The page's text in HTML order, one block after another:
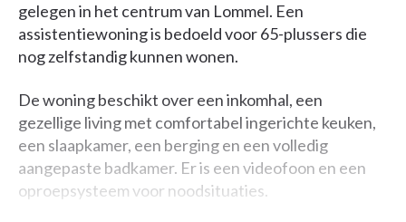
gelegen in het centrum van Lommel. Een
assistentiewoning is bedoeld voor 65-plussers die
nog zelfstandig kunnen wonen.
De woning beschikt over een inkomhal, een
gezellige living met comfortabel ingerichte keuken,
een slaapkamer, een berging en een volledig
aangepaste badkamer. Er is een videofoon en een
oproepsysteem voor noodsituaties.